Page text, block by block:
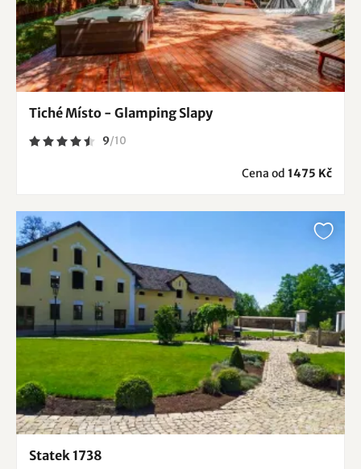
Tiché Místo - Glamping Slapy
9/10
Cena od 1475 Kč
Statek 1738